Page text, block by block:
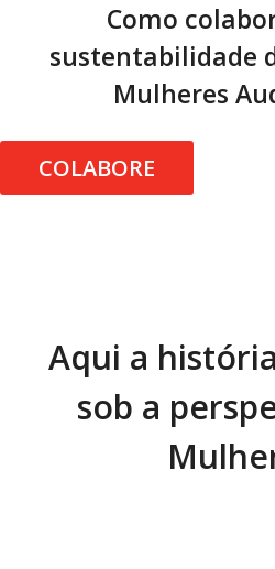
Como
sustentabilidade
Mulheres
COLABORE
Aqui a
sob a